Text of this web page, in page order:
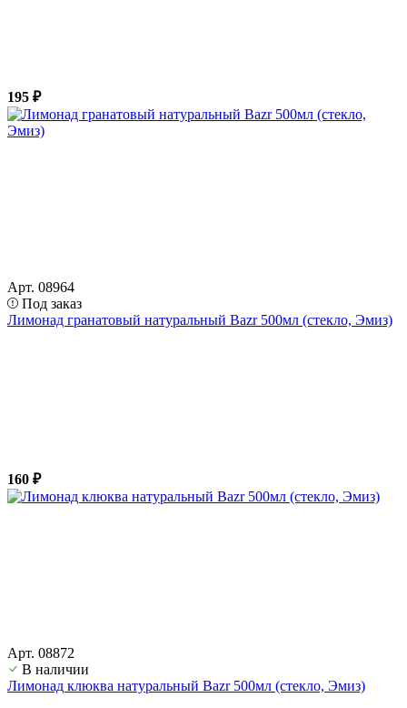
195 ₽
Арт. 08964
Под заказ
Лимонад гранатовый натуральный Bazr 500мл (стекло, Эмиз)
160 ₽
Арт. 08872
В наличии
Лимонад клюква натуральный Bazr 500мл (стекло, Эмиз)